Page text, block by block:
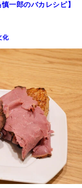
一郎のバカレシピ】
化